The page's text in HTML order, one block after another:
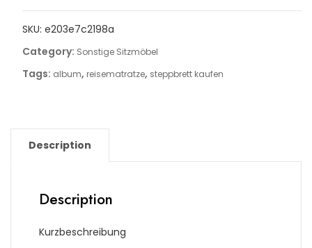
SKU: e203e7c2198a
Category: Sonstige Sitzmöbel
Tags: album, reisematratze, steppbrett kaufen
Description
Description
Kurzbeschreibung